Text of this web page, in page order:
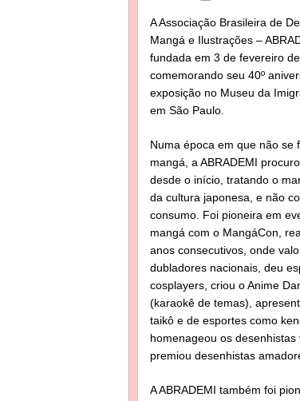
A Associação Brasileira de
Mangá e Ilustrações –
fundada em 3 de fevereiro
comemorando seu 40º
exposição no Museu da
em São Paulo.
Numa época em que não se
mangá, a ABRADEMI
desde o início, tratando o
da cultura japonesa, e não
consumo. Foi pioneira em
mangá com o MangáCon,
anos consecutivos, onde
dubladores nacionais, deu
cosplayers, criou o Anime
(karaokê de temas),
taikô e de esportes como
homenageou os desenhistas
premiou desenhistas
A ABRADEMI também foi